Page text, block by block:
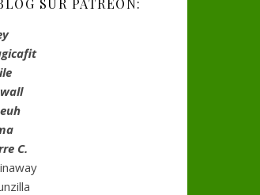
SUR PATREON:
C.